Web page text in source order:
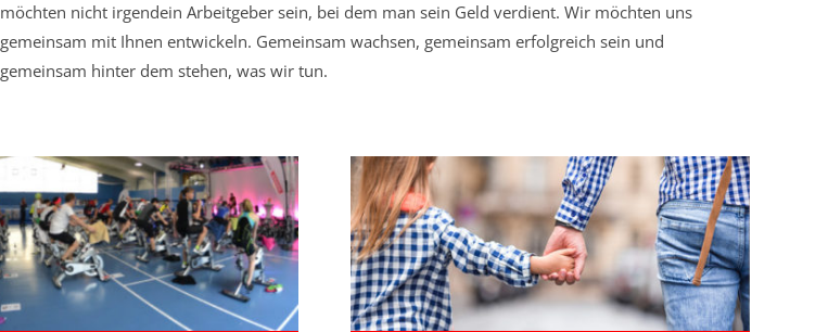
möchten nicht irgendein Arbeitgeber sein, bei dem man sein Geld verdient. Wir möchten uns
gemeinsam mit Ihnen entwickeln. Gemeinsam wachsen, gemeinsam erfolgreich sein und
gemeinsam hinter dem stehen, was wir tun.